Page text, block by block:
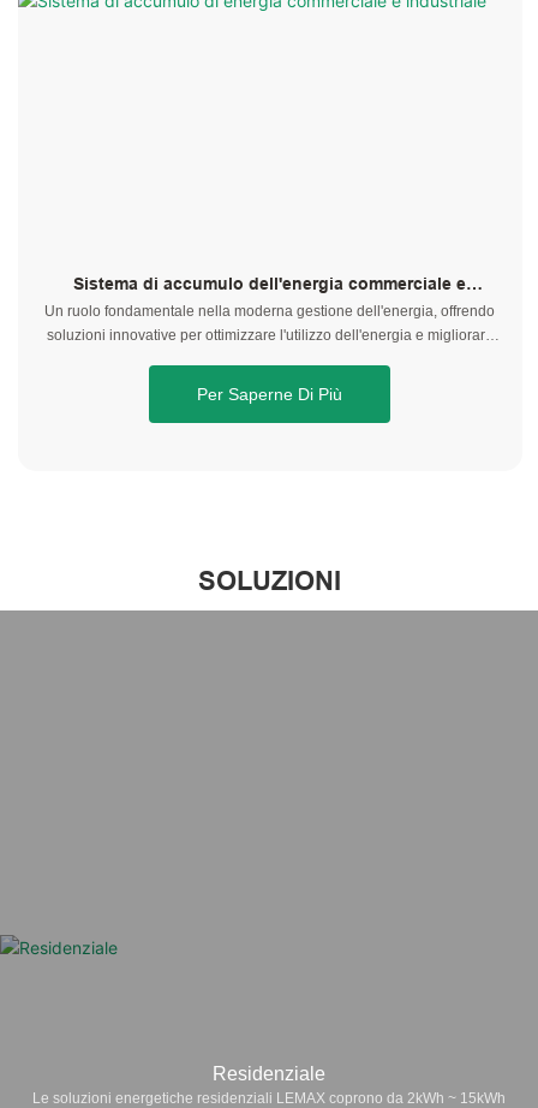
Sistema di accumulo dell'energia commerciale e
industriale
Un ruolo fondamentale nella moderna gestione dell'energia, offrendo
soluzioni innovative per ottimizzare l'utilizzo dell'energia e migliorare
Per Saperne Di Più
SOLUZIONI
Residenziale
Le soluzioni energetiche residenziali LEMAX coprono da 2kWh ~ 15kWh